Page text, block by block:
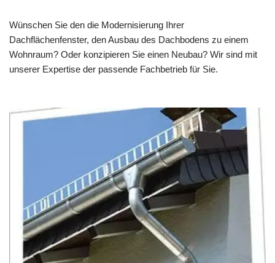
Wünschen Sie den die Modernisierung Ihrer
Dachflächenfenster, den Ausbau des Dachbodens zu einem
Wohnraum? Oder konzipieren Sie einen Neubau? Wir sind mit
unserer Expertise der passende Fachbetrieb für Sie.